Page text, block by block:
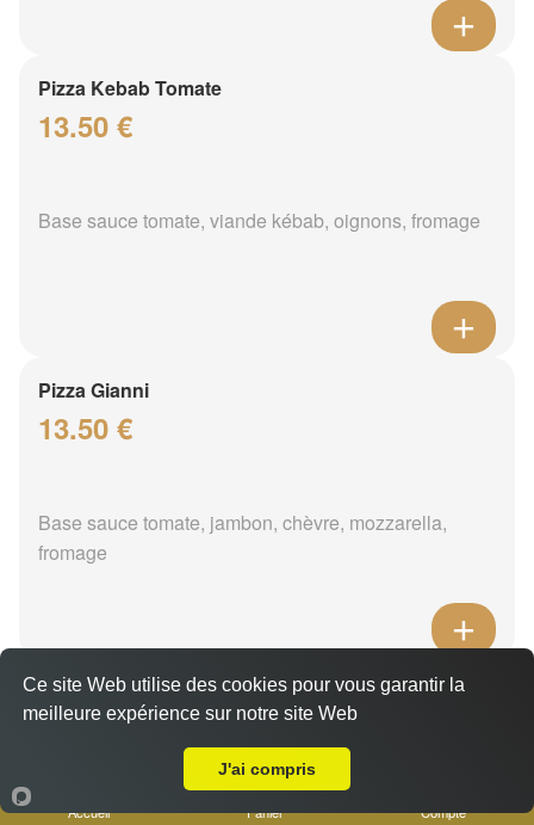
Pizza Kebab Tomate
13.50 €
Base sauce tomate, viande kébab, oignons, fromage
Pizza Gianni
13.50 €
Base sauce tomate, jambon, chèvre, mozzarella,
fromage
Pizza Végétarienne
13.50 €
Accueil Panier Compte
Ce site Web utilise des cookies pour vous garantir la
meilleure expérience sur notre site Web
J'ai compris